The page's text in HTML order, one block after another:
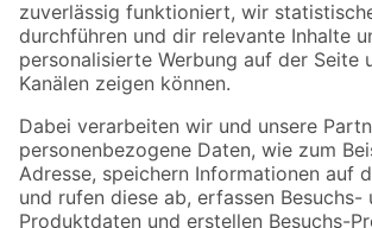
Zur Newsletter Anmeldung
Folge uns
Zahlungsarten Versandarten